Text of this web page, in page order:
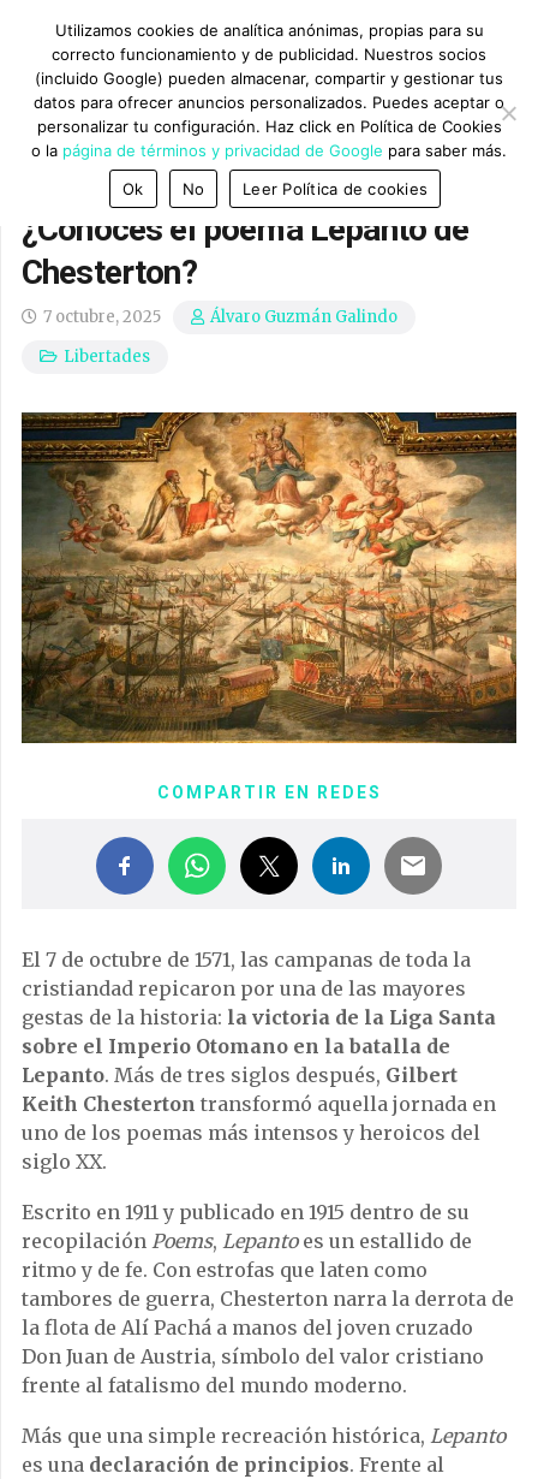
¿Conoces el poema Lepanto de
Chesterton?
7 octubre, 2025
Álvaro Guzmán Galindo
Libertades
COMPARTIR EN REDES
El 7 de octubre de 1571, las campanas de toda la
cristiandad repicaron por una de las mayores
gestas de la historia: la victoria de la Liga Santa
sobre el Imperio Otomano en la batalla de
Lepanto. Más de tres siglos después, Gilbert
Keith Chesterton transformó aquella jornada en
uno de los poemas más intensos y heroicos del
siglo XX.
Escrito en 1911 y publicado en 1915 dentro de su
recopilación Poems, Lepantoes un estallido de
ritmo y de fe. Con estrofas que laten como
tambores de guerra, Chesterton narra la derrota de
la flota de Alí Pachá a manos del joven cruzado
Don Juan de Austria, símbolo del valor cristiano
frente al fatalismo del mundo moderno.
Más que una simple recreación histórica, Lepanto
es una declaración de principios. Frente al
Utilizamos cookies de analítica anónimas, propias para su
correcto funcionamiento y de publicidad. Nuestros socios
(incluido Google) pueden almacenar, compartir y gestionar tus
datos para ofrecer anuncios personalizados. Puedes aceptar o
personalizar tu configuración. Haz click en Política de Cookies
o la página de términos y privacidad de Google para saber más.
Ok
No Leer Política de cookies